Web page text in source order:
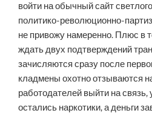
войти на обычный сайт
политико-революционно-
не привожу намеренно. Плюс в
ждать двух подтверждений
зачисляются сразу после
кладмены охотно отзываются
работодателей выйти на связь,
остались наркотики, а деньги